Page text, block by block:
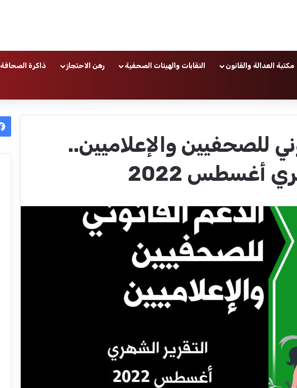
مكتبة العدالة والقانون النقابات والهيئات الصحفية رهن الاحتجاز ذاكرة الصحافة
للصحفيين والإعلاميين..
أغسطس 2022